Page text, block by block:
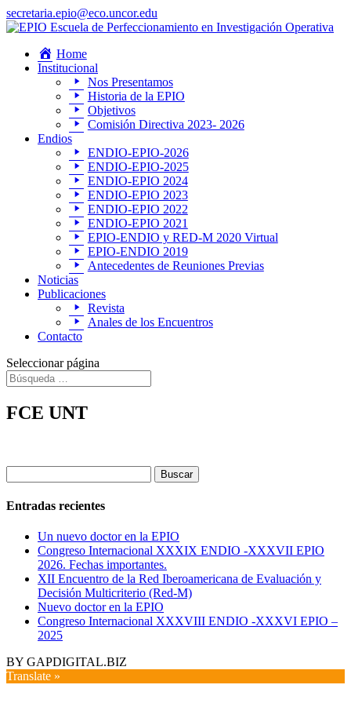
secretaria.epio@eco.uncor.edu
Home
Institucional
Nos Presentamos
Historia de la EPIO
Objetivos
Comisión Directiva 2023- 2026
Endios
ENDIO-EPIO-2026
ENDIO-EPIO-2025
ENDIO-EPIO 2024
ENDIO-EPIO 2023
ENDIO-EPIO 2022
ENDIO-EPIO 2021
EPIO-ENDIO y RED-M 2020 Virtual
EPIO-ENDIO 2019
Antecedentes de Reuniones Previas
Noticias
Publicaciones
Revista
Anales de los Encuentros
Contacto
Seleccionar página
FCE UNT
Entradas recientes
Un nuevo doctor en la EPIO
Congreso Internacional XXXIX ENDIO -XXXVII EPIO
2026. Fechas importantes.
XII Encuentro de la Red Iberoamericana de Evaluación y
Decisión Multicriterio (Red-M)
Nuevo doctor en la EPIO
Congreso Internacional XXXVIII ENDIO -XXXVI EPIO –
2025
BY GAPDIGITAL.BIZ
Translate »